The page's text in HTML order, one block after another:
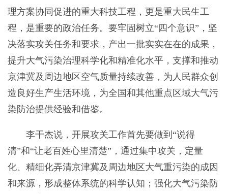
理方案协同促进的重大科技工程，更是重大民生工
程，是重要的政治任务。要牢固树立“四个意识”，坚
决落实攻关任务和要求，产出一批实实在在的成果，
提升大气污染治理科学化和精准化水平，支撑和推动
京津冀及周边地区空气质量持续改善，为人民群众创
造良好生产生活环境，为全国和其他重点区域大气污
染防治提供经验和借鉴。
李干杰说，开展攻关工作首先要做到“说得
清”和“让老百姓心里清楚”，通过集中攻关，定量
化、精细化弄清京津冀及周边地区大气重污染的成因
和来源，形成整体系统的科学认知；强化大气污染防